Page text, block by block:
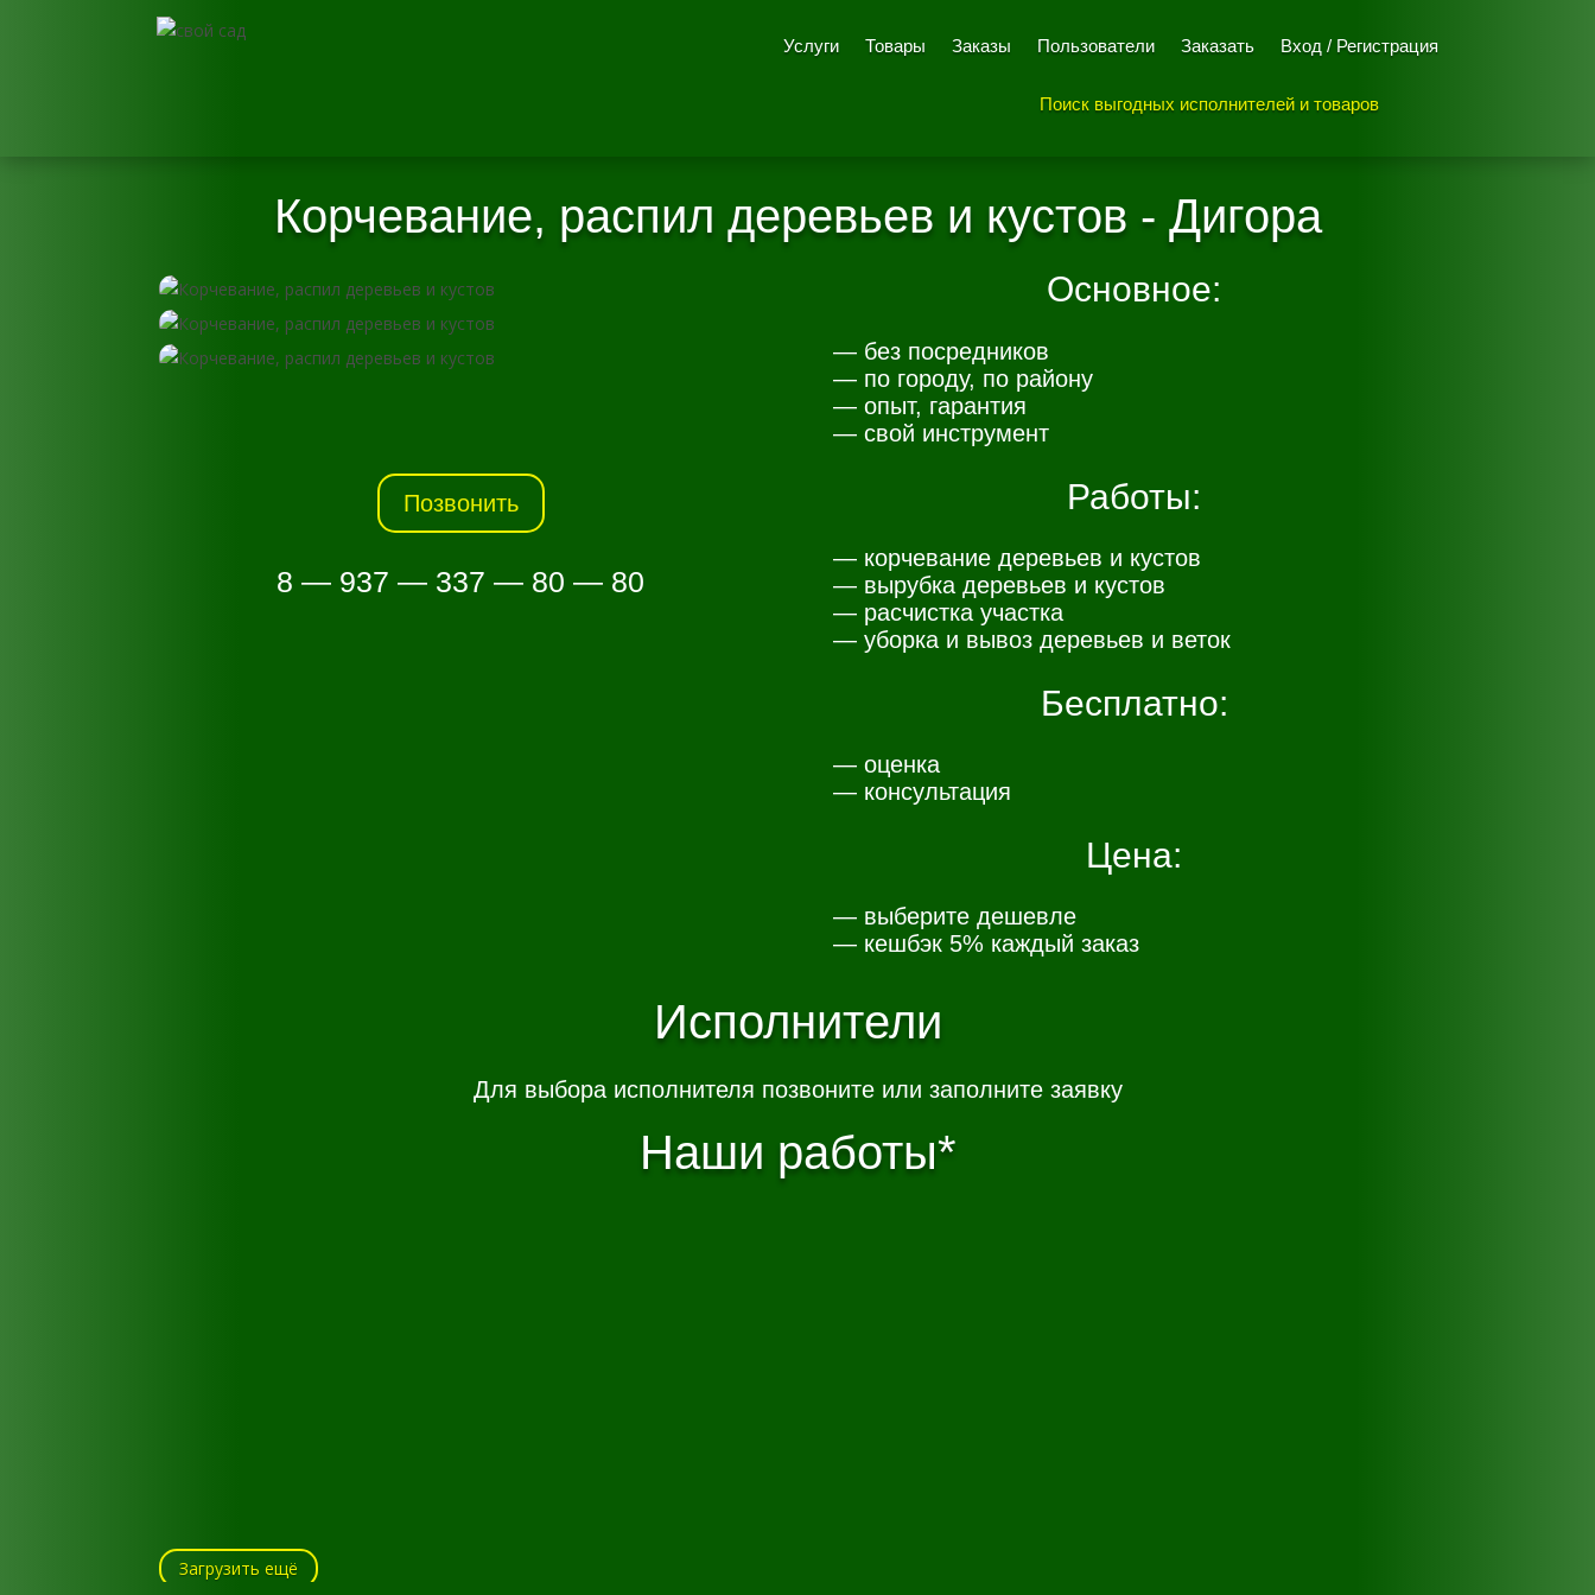
Услуги Товары Заказы Пользователи Заказать Вход / Регистрация
Поиск выгодных исполнителей и товаров
Корчевание, распил деревьев и кустов - Дигора
Позвонить
8 — 937 — 337 — 80 — 80
Основное:
— без посредников
— по городу, по району
— опыт, гарантия
— свой инструмент
Работы:
— корчевание деревьев и кустов
— вырубка деревьев и кустов
— расчистка участка
— уборка и вывоз деревьев и веток
Бесплатно:
— оценка
— консультация
Цена:
— выберите дешевле
— кешбэк 5% каждый заказ
Исполнители
Для выбора исполнителя позвоните или заполните заявку
Наши работы*
Загрузить ещё